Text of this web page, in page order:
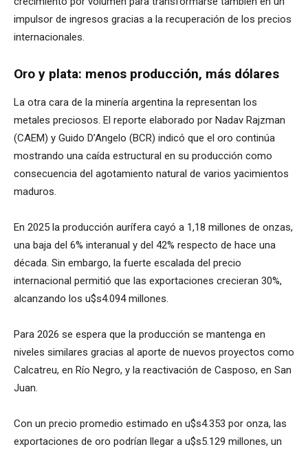
impulsor de ingresos gracias a la recuperación de los precios
internacionales.
Oro y plata: menos producción, más dólares
La otra cara de la minería argentina la representan los
metales preciosos. El reporte elaborado por Nadav Rajzman
(CAEM) y Guido D’Angelo (BCR) indicó que el oro continúa
mostrando una caída estructural en su producción como
consecuencia del agotamiento natural de varios yacimientos
maduros.
En 2025 la producción aurífera cayó a 1,18 millones de onzas,
una baja del 6% interanual y del 42% respecto de hace una
década. Sin embargo, la fuerte escalada del precio
internacional permitió que las exportaciones crecieran 30%,
alcanzando los u$s4.094 millones.
Para 2026 se espera que la producción se mantenga en
niveles similares gracias al aporte de nuevos proyectos como
Calcatreu, en Río Negro, y la reactivación de Casposo, en San
Juan.
Con un precio promedio estimado en u$s4.353 por onza, las
exportaciones de oro podrían llegar a u$s5.129 millones, un